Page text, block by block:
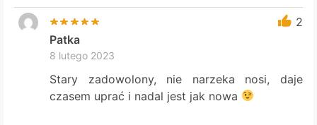
2
Patka
8 lutego 2023
Stary zadowolony, nie narzeka nosi, daje
czasem uprać i nadal jest jak nowa